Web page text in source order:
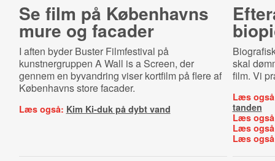
Se film på Københavns
mure og facader
I aften byder Buster Filmfestival på
kunstnergruppen A Wall is a Screen, der
gennem en byvandring viser kortfilm på flere af
Københavns store facader.
Læs også: Kim Ki-duk på dybt vand
skal
film. Vi
Læs
tanden
Læs
Læs
Læs